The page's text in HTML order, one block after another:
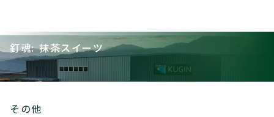
釘魂: 抹茶スイーツ
その他